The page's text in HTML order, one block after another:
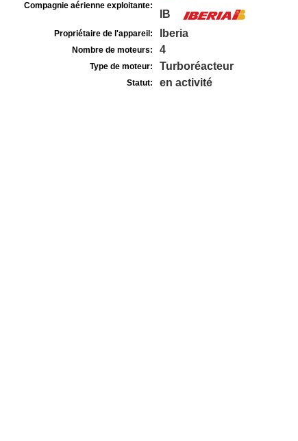
Compagnie aérienne exploitante:
IB
Propriétaire de l'appareil: Iberia
Nombre de moteurs: 4
Type de moteur: Turboréacteur
Statut: en activité